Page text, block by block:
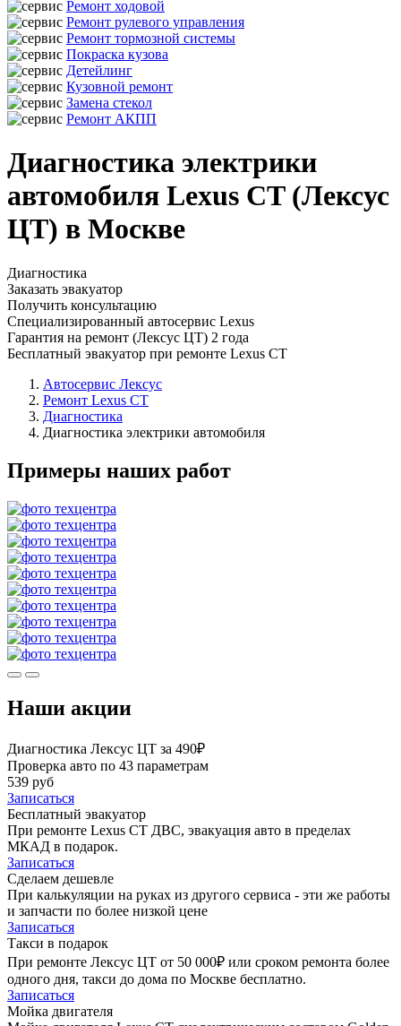
Ремонт ходовой
Ремонт рулевого управления
Ремонт тормозной системы
Покраска кузова
Детейлинг
Кузовной ремонт
Замена стекол
Ремонт АКПП
Диагностика электрики
автомобиля Lexus CT (Лексус
ЦТ) в Москве
Диагностика
Заказать эвакуатор
Получить консультацию
Специализированный автосервис Lexus
Гарантия на ремонт (Лексус ЦТ) 2 года
Бесплатный эвакуатор при ремонте Lexus CT
Автосервис Лексус
Ремонт Lexus CT
Диагностика
Диагностика электрики автомобиля
Примеры наших работ
Наши акции
Диагностика Лексус ЦТ за 490₽
Проверка авто по 43 параметрам
539 руб
Записаться
Бесплатный эвакуатор
При ремонте Lexus CT ДВС, эвакуация авто в пределах
МКАД в подарок.
Записаться
Сделаем дешевле
При калькуляции на руках из другого сервиса - эти же работы
и запчасти по более низкой цене
Записаться
Такси в подарок
При ремонте Лексус ЦТ от 50 000₽ или сроком ремонта более
одного дня, такси до дома по Москве бесплатно.
Записаться
Мойка двигателя